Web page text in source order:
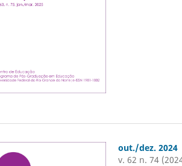
out./dez. 2024
v. 62 n. 74